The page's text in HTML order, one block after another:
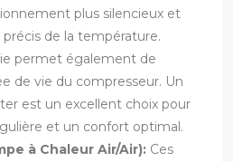
plus silencieux et
de la température.
permet également de
de vie du compresseur. Un
est un excellent choix pour
et un confort optimal.
à Chaleur Air/Air): Ces